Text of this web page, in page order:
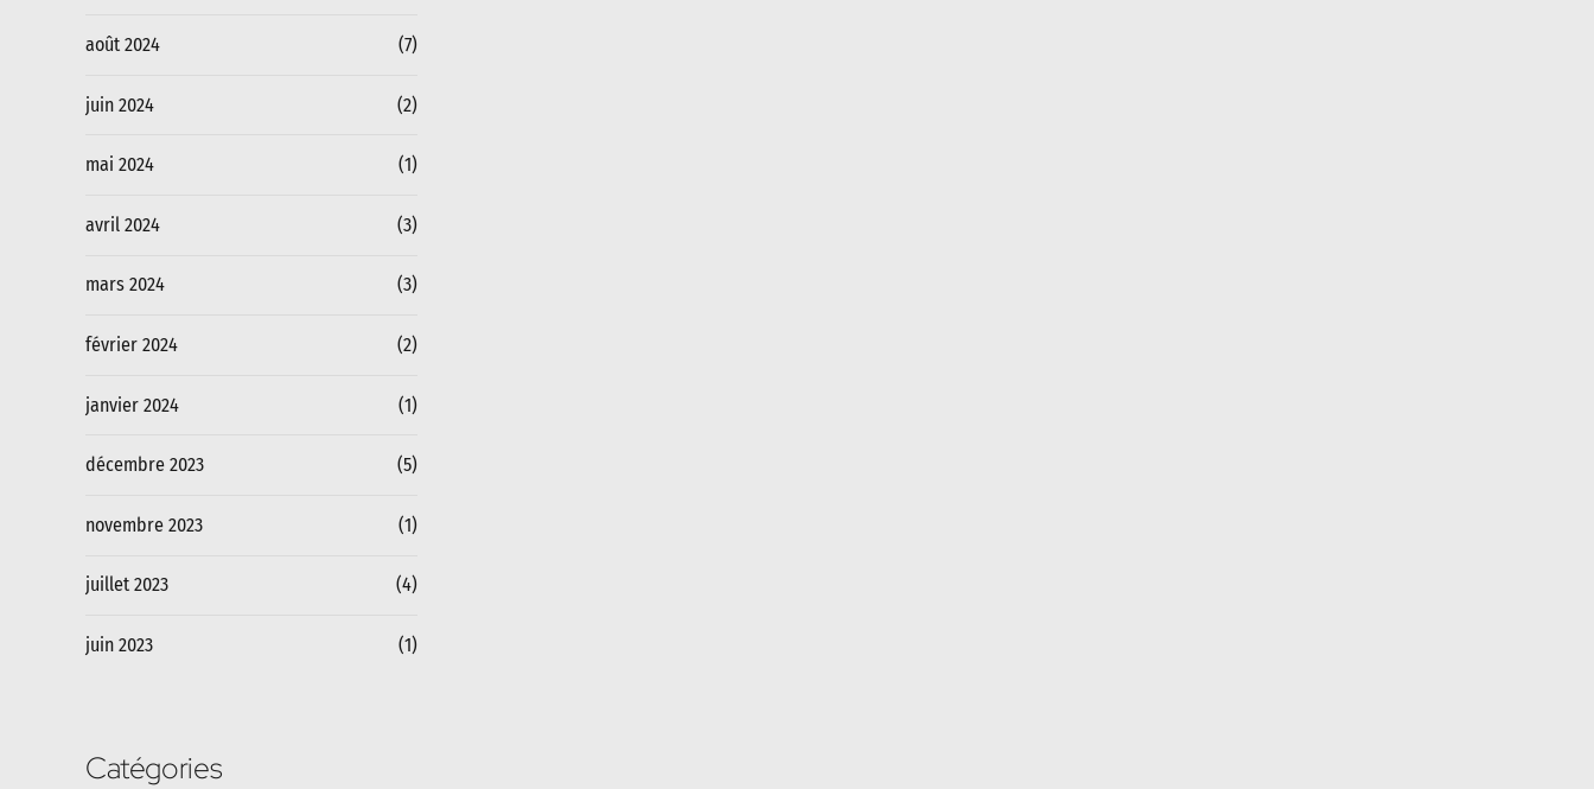
août 2024 (7)
juin 2024 (2)
mai 2024 (1)
avril 2024 (3)
mars 2024 (3)
février 2024 (2)
janvier 2024 (1)
décembre 2023 (5)
novembre 2023 (1)
juillet 2023 (4)
juin 2023 (1)
Catégories